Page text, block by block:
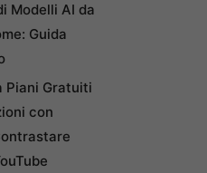
Modelli AI da
Guida
Piani Gratuiti
con